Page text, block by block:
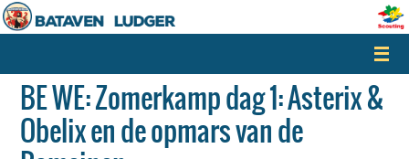
Naar
de
springen
BE WE: Zomerkamp dag 1: Asterix &
Obelix en de opmars van de